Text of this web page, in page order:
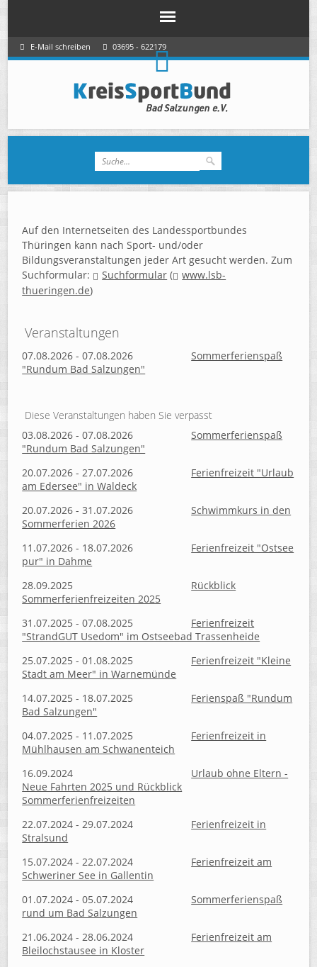
E-Mail schreiben 03695 - 622179
Auf den Internetseiten des Landessportbundes
Thüringen kann nach Sport- und/oder
Bildungsveranstaltungen jeder Art gesucht werden. Zum
Suchformular:
Suchformular (
www.lsb-
thueringen.de)
Veranstaltungen
07.08.2026 - 07.08.2026
Sommerferienspaß
"Rundum Bad Salzungen"
Diese Veranstaltungen haben Sie verpasst
03.08.2026 - 07.08.2026
Sommerferienspaß
"Rundum Bad Salzungen"
20.07.2026 - 27.07.2026
Ferienfreizeit "Urlaub
am Edersee" in Waldeck
20.07.2026 - 31.07.2026
Schwimmkurs in den
Sommerferien 2026
11.07.2026 - 18.07.2026
Ferienfreizeit "Ostsee
pur" in Dahme
28.09.2025
Rückblick
Sommerferienfreizeiten 2025
31.07.2025 - 07.08.2025
Ferienfreizeit
"StrandGUT Usedom" im Ostseebad Trassenheide
25.07.2025 - 01.08.2025
Ferienfreizeit "Kleine
Stadt am Meer" in Warnemünde
14.07.2025 - 18.07.2025
Ferienspaß "Rundum
Bad Salzungen"
04.07.2025 - 11.07.2025
Ferienfreizeit in
Mühlhausen am Schwanenteich
16.09.2024
Urlaub ohne Eltern -
Neue Fahrten 2025 und Rückblick
Sommerferienfreizeiten
22.07.2024 - 29.07.2024
Ferienfreizeit in
Stralsund
15.07.2024 - 22.07.2024
Ferienfreizeit am
Schweriner See in Gallentin
01.07.2024 - 05.07.2024
Sommerferienspaß
rund um Bad Salzungen
21.06.2024 - 28.06.2024
Ferienfreizeit am
Bleilochstausee in Kloster